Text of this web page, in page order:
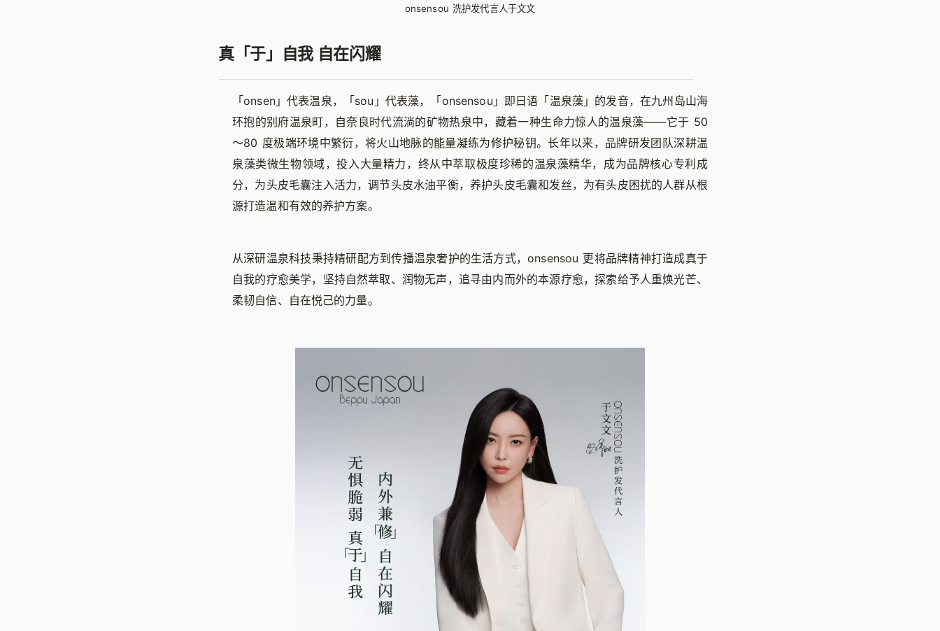
onsensou 洗护发代言人于文文
真「于」自我 自在闪耀
「onsen」代表温泉，「sou」代表藻，「onsensou」即日语「温泉藻」的发音，在九州岛山海
环抱的别府温泉町，自奈良时代流淌的矿物热泉中，藏着一种生命力惊人的温泉藻——它于 50
～80 度极端环境中繁衍，将火山地脉的能量凝练为修护秘钥。长年以来，品牌研发团队深耕温
泉藻类微生物领域，投入大量精力，终从中萃取极度珍稀的温泉藻精华，成为品牌核心专利成
分，为头皮毛囊注入活力，调节头皮水油平衡，养护头皮毛囊和发丝，为有头皮困扰的人群从根
源打造温和有效的养护方案。
从深研温泉科技秉持精研配方到传播温泉奢护的生活方式，onsensou 更将品牌精神打造成真于
自我的疗愈美学，坚持自然萃取、润物无声，追寻由内而外的本源疗愈，探索给予人重焕光芒、
柔韧自信、自在悦己的力量。